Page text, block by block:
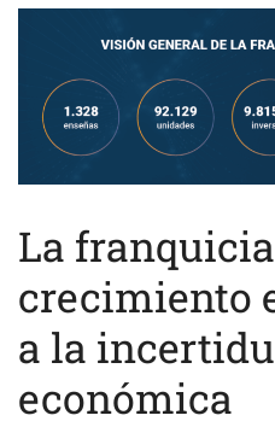
La
crecimiento
a la
económica